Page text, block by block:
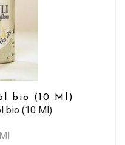
bio (10 Ml)
bio (10 Ml)